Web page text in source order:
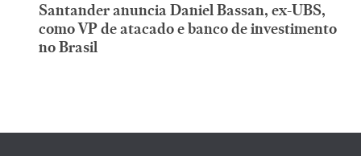
Santander anuncia Daniel Bassan, ex-UBS,
como VP de atacado e banco de investimento
no Brasil